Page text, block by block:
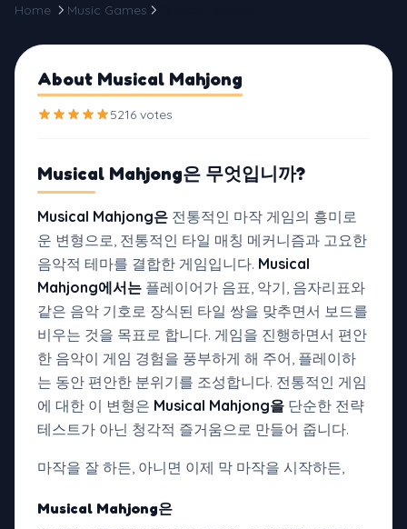
Home Music Games
About Musical Mahjong
5216 votes
Musical Mahjong은 무엇입니까?
Musical Mahjong은 전통적인 마작 게임의 흥미로
운 변형으로, 전통적인 타일 매칭 메커니즘과 고요한
음악적 테마를 결합한 게임입니다. Musical
Mahjong에서는 플레이어가 음표, 악기, 음자리표와
같은 음악 기호로 장식된 타일 쌍을 맞추면서 보드를
비우는 것을 목표로 합니다. 게임을 진행하면서 편안
한 음악이 게임 경험을 풍부하게 해 주어, 플레이하
는 동안 편안한 분위기를 조성합니다. 전통적인 게임
에 대한 이 변형은 Musical Mahjong을 단순한 전략
테스트가 아닌 청각적 즐거움으로 만들어 줍니다.
마작을 잘 하든, 아니면 이제 막 마작을 시작하든,
Musical Mahjong은